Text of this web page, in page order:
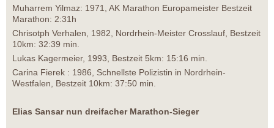
Muharrem Yilmaz: 1971, AK Marathon Europameister Bestzeit
Marathon: 2:31h
Chrisotph Verhalen, 1982, Nordrhein-Meister Crosslauf, Bestzeit
10km: 32:39 min.
Lukas Kagermeier, 1993, Bestzeit 5km: 15:16 min.
Carina Fierek : 1986, Schnellste Polizistin in Nordrhein-
Westfalen, Bestzeit 10km: 37:50 min.
Elias Sansar nun dreifacher Marathon-Sieger